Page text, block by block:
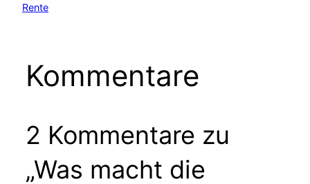
Rente
Kommentare
2 Kommentare zu
„Was macht die